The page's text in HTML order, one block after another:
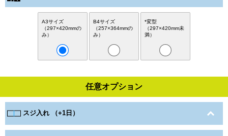
A3サイズ
（297×420mmの
み）
B4サイズ
（257×364mmの
み）
*変型
（297×420mm未
満）
任意オプション
スジ入れ （+1日）